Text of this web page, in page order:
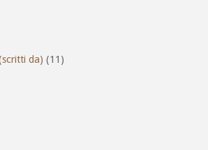
da) (11)